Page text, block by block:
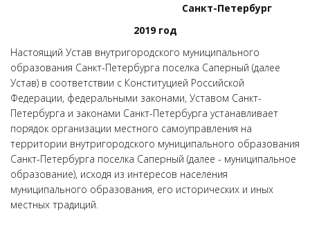
Санкт-Петербург
2019 год
Настоящий Устав внутригородского муниципального
образования Санкт-Петербурга поселка Саперный (далее
Устав) в соответствии с Конституцией Российской
Федерации, федеральными законами, Уставом Санкт-
Петербурга и законами Санкт-Петербурга устанавливает
порядок организации местного самоуправления на
территории внутригородского муниципального образования
Санкт-Петербурга поселка Саперный (далее - муниципальное
образование), исходя из интересов населения
муниципального образования, его исторических и иных
местных традиций.